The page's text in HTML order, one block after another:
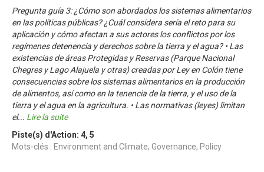
Pregunta guía 3: ¿Cómo son abordados los sistemas alimentarios
en las políticas públicas? ¿Cuál considera sería el reto para su
aplicación y cómo afectan a sus actores los conflictos por los
regímenes detenencia y derechos sobre la tierra y el agua? • Las
existencias de áreas Protegidas y Reservas (Parque Nacional
Chegres y Lago Alajuela y otras) creadas por Ley en Colón tiene
consecuencias sobre los sistemas alimentarios en la producción
de alimentos, así como en la tenencia de la tierra, y el uso de la
tierra y el agua en la agricultura. • Las normativas (leyes) limitan
el... Lire la suite
Piste(s) d'Action: 4, 5
Mots-clés : Environment and Climate, Governance, Policy